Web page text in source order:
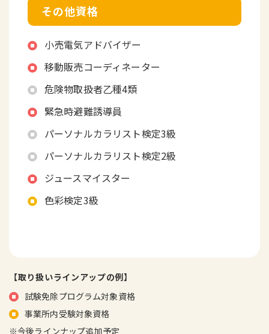
その他資格
小売電気アドバイザー
移動販売コーディネーター
危険物取扱者乙種4類
緊急時避難誘導員
パーソナルカラリスト検定3級
パーソナルカラリスト検定2級
ジュースマイスター
色彩検定3級
【取り扱いラインアップの例】
試験免除プログラム対象資格
事業所内受験対象資格
※今後ラインナップ追加予定